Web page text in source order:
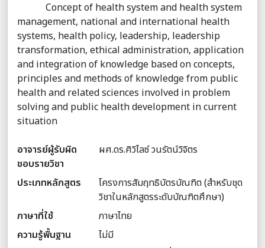
Concept of health system and health system
management, national and international health
systems, health policy, leadership, leadership
transformation, ethical administration, application
and integration of knowledge based on concepts,
principles and methods of knowledge from public
health and related sciences involved in problem
solving and public health development in current
situation
อาจารย์ผู้รับผิด
ชอบรายวิชา
ผศ.ดร.ศิวิไลซ์ วนรัตน์วิจิตร
ประเภทหลักสูตร
โครงการสัมฤทธิบัตรบัณฑิต (สำหรับชุด
วิชาในหลักสูตรระดับบัณฑิตศึกษา)
ภาษาที่ใช้
ภาษาไทย
ความรู้พื้นฐาน
ไม่มี